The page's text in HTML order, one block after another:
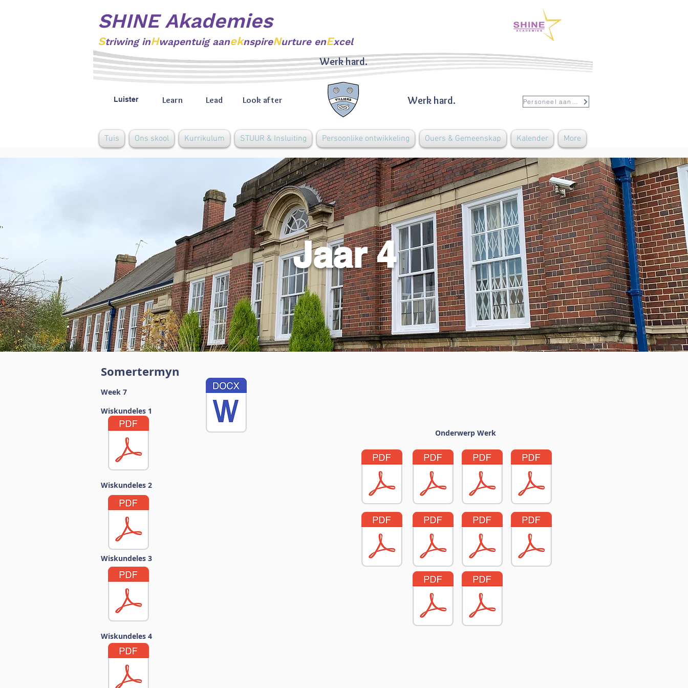
SHINE Akademies
Striwing inHwapentuig aaneknspireNurture enExcel
Luister Werk hard.
Learn Lead Look after Personeel aanmeld
Werk hard.
Tuis Ons skool Kurrikulum STUUR & Insluiting Persoonlike ontwikkeling Ouers & Gemeenskap Kalender More
Jaar 4
Somertermyn
Week 7
Wiskundeles 1
Wiskundeles 2
Wiskundeles 3
Wiskundeles 4
Onderwerp Werk